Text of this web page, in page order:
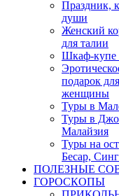
Праздник,
души
Женский
для талии
Шкаф-купе
подарок
женщины
Туры в
Туры в
Малайзия
Туры на
Бесар,
ПОЛЕЗНЫЕ
ГОРОСКОПЫ